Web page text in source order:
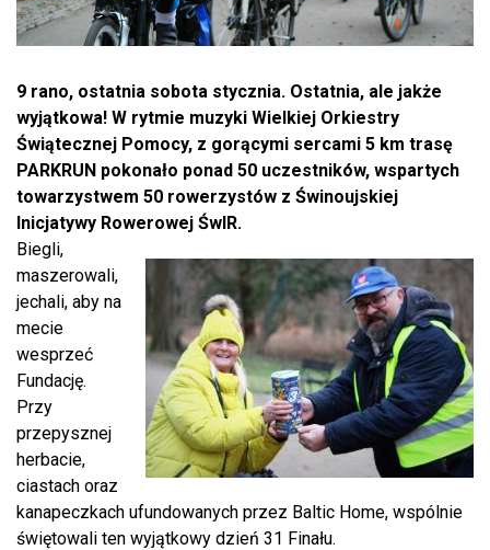
9 rano, ostatnia sobota stycznia. Ostatnia, ale jakże
wyjątkowa! W rytmie muzyki Wielkiej Orkiestry
Świątecznej Pomocy, z gorącymi sercami 5 km trasę
PARKRUN pokonało ponad 50 uczestników, wspartych
towarzystwem 50 rowerzystów z Świnoujskiej
Inicjatywy Rowerowej ŚwIR.
Biegli,
maszerowali,
jechali, aby na
mecie
wesprzeć
Fundację.
Przy
przepysznej
herbacie,
ciastach oraz
kanapeczkach ufundowanych przez Baltic Home, wspólnie
świętowali ten wyjątkowy dzień 31 Finału.